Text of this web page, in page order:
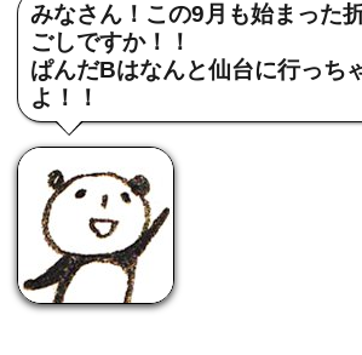
みなさん！この9月も始まった
ごしですか！！
ぱんだBはなんと仙台に行っち
よ！！